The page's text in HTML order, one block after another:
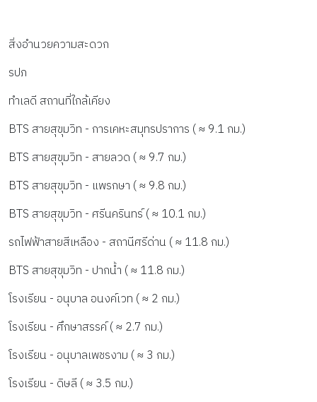
สิ่งอำนวยความสะดวก
รปภ
ทำเลดี สถานที่ใกล้เคียง
BTS สายสุขุมวิท - การเคหะสมุทรปราการ ( ≈ 9.1 กม.)
BTS สายสุขุมวิท - สายลวด ( ≈ 9.7 กม.)
BTS สายสุขุมวิท - แพรกษา ( ≈ 9.8 กม.)
BTS สายสุขุมวิท - ศรีนครินทร์ ( ≈ 10.1 กม.)
รถไฟฟ้าสายสีเหลือง - สถานีศรีด่าน ( ≈ 11.8 กม.)
BTS สายสุขุมวิท - ปากน้ำ ( ≈ 11.8 กม.)
โรงเรียน - อนุบาล อนงค์เวท ( ≈ 2 กม.)
โรงเรียน - ศึกษาสรรค์ ( ≈ 2.7 กม.)
โรงเรียน - อนุบาลเพชรงาม ( ≈ 3 กม.)
โรงเรียน - ดิษลี ( ≈ 3.5 กม.)